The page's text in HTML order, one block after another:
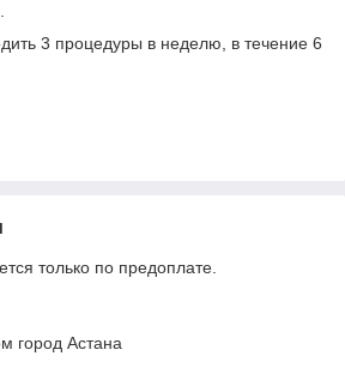
3 процедуры в неделю, в течение 6
только по предоплате.
город Астана